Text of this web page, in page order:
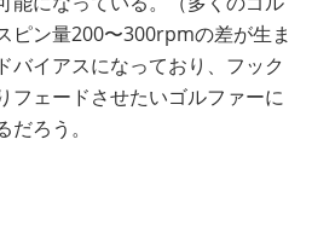
ピン量200〜300rpmの差が生ま
バイアスになっており、フック
フェードさせたいゴルファーに
ろう。